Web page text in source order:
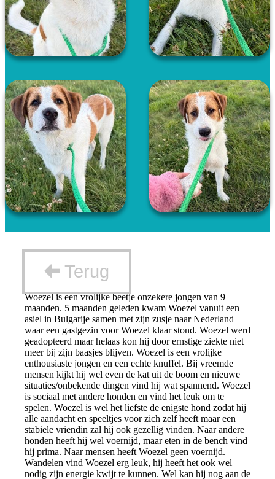
Terug
Woezel is een vrolijke beetje onzekere jongen van 9
maanden. 5 maanden geleden kwam Woezel vanuit een
asiel in Bulgarije samen met zijn zusje naar Nederland
waar een gastgezin voor Woezel klaar stond. Woezel werd
geadopteerd maar helaas kon hij door ernstige ziekte niet
meer bij zijn baasjes blijven. Woezel is een vrolijke
enthousiaste jongen en een echte knuffel. Bij vreemde
mensen kijkt hij wel even de kat uit de boom en nieuwe
situaties/onbekende dingen vind hij wat spannend. Woezel
is sociaal met andere honden en vind het leuk om te
spelen. Woezel is wel het liefste de enigste hond zodat hij
alle aandacht en speeltjes voor zich zelf heeft maar een
stabiele vriendin zal hij ook gezellig vinden. Naar andere
honden heeft hij wel voernijd, maar eten in de bench vind
hij prima. Naar mensen heeft Woezel geen voernijd.
Wandelen vind Woezel erg leuk, hij heeft het ook wel
nodig zijn energie kwijt te kunnen. Wel kan hij nog aan de